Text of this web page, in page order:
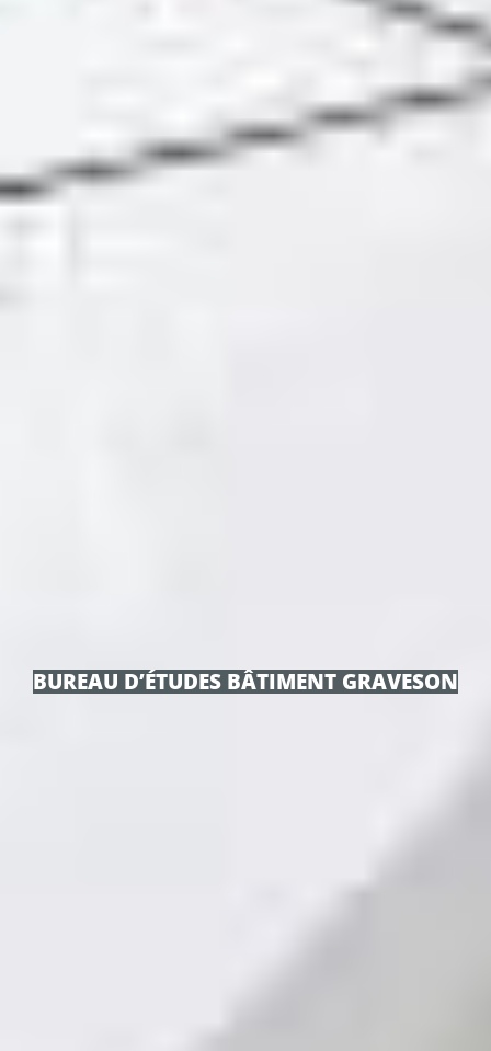
BUREAU D’ÉTUDES BÂTIMENT GRAVESON